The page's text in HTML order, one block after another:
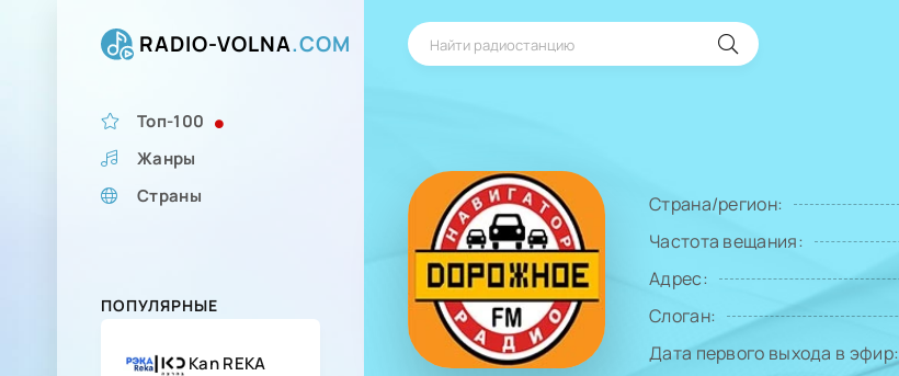
RADIO-VOLNA.COM
Топ-100
Жанры
Страны
ПОПУЛЯРНЫЕ
Kan REKA
Страна/регион:
Частота вещания:
Адрес:
Слоган:
Дата первого выхода в эфир: